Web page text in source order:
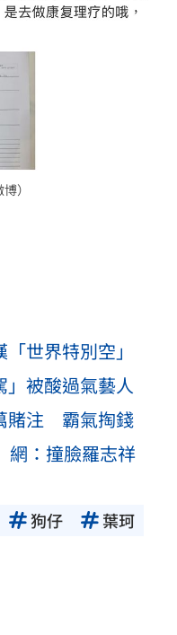
）
世界特別空」
」被酸過氣藝人
賭注 霸氣掏錢
：撞臉羅志祥
狗仔
葉珂